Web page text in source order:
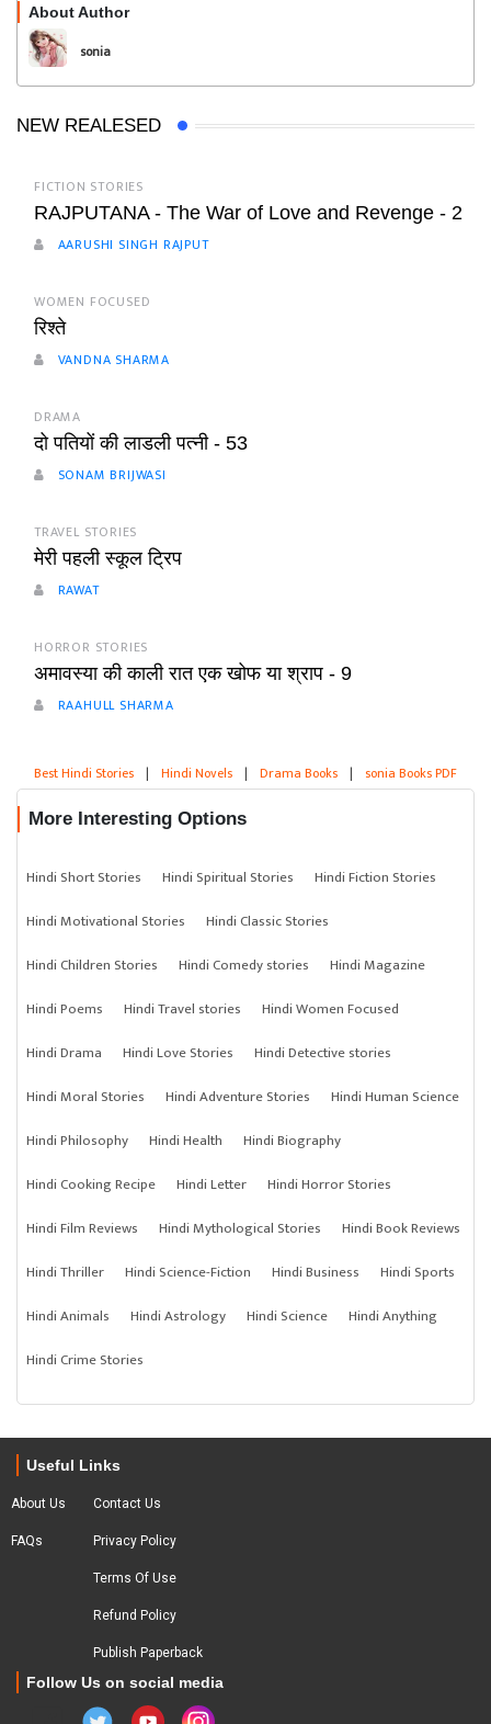
About Author
sonia
NEW REALESED
FICTION STORIES
RAJPUTANA - The War of Love and Revenge - 2
AARUSHI SINGH RAJPUT
WOMEN FOCUSED
रिश्ते
VANDNA SHARMA
DRAMA
दो पतियों की लाडली पत्नी - 53
SONAM BRIJWASI
TRAVEL STORIES
मेरी पहली स्कूल ट्रिप
RAWAT
HORROR STORIES
अमावस्या की काली रात एक खोफ या श्राप - 9
RAAHULL SHARMA
Best Hindi Stories | Hindi Novels | Drama Books | sonia Books PDF
More Interesting Options
Hindi Short Stories Hindi Spiritual Stories
Hindi Fiction Stories
Hindi Motivational Stories
Hindi Classic Stories
Hindi Children Stories
Hindi Comedy stories
Hindi Magazine
Hindi Poems
Hindi Travel stories
Hindi Women Focused
Hindi Drama
Hindi Love Stories
Hindi Detective stories
Hindi Moral Stories
Hindi Adventure Stories
Hindi Human Science
Hindi Philosophy
Hindi Health
Hindi Biography
Hindi Cooking Recipe
Hindi Letter
Hindi Horror Stories
Hindi Film Reviews
Hindi Mythological Stories
Hindi Book Reviews
Hindi Thriller
Hindi Science-Fiction Hindi Business
Hindi Sports
Hindi Animals
Hindi Astrology Hindi Science
Hindi Anything
Hindi Crime Stories
Useful Links
About Us
FAQs
Contact Us
Privacy Policy
Terms Of Use
Refund Policy
Publish Paperback
Follow Us on social media